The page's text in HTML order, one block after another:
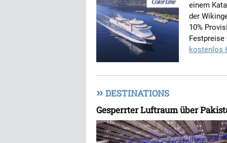
einem
der
10%
kostenlos
» DESTINATIONS
Gesperrter Luftraum über